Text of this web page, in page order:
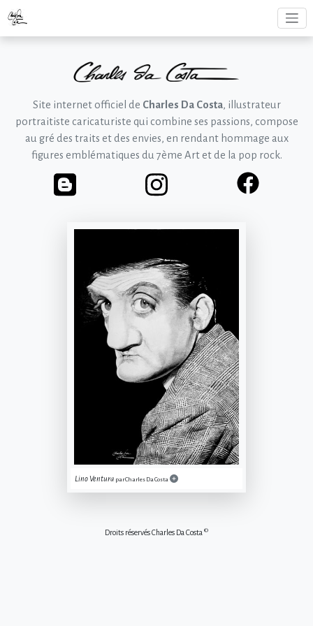
Site internet officiel de Charles Da Costa, illustrateur
portraitiste caricaturiste qui combine ses passions, compose
au gré des traits et des envies, en rendant hommage aux
figures emblématiques du 7ème Art et de la pop rock.
Lino Ventura par Charles Da Costa
Droits réservés Charles Da Costa ©